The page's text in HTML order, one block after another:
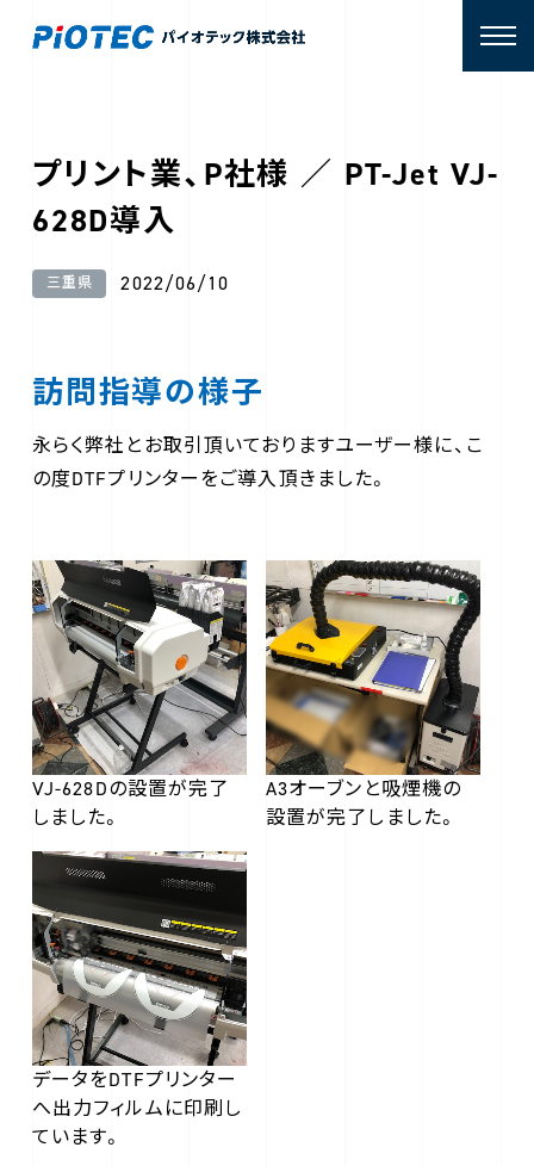
プリント業、P社様 ／ PT-Jet VJ-
628D導入
三重県 2022/06/10
訪問指導の様子
永らく弊社とお取引頂いておりますユーザー様に、こ
の度DTFプリンターをご導入頂きました。
VJ-628Dの設置が完了
しました。
A3オーブンと吸煙機の
設置が完了しました。
データをDTFプリンター
へ出力フィルムに印刷し
ています。